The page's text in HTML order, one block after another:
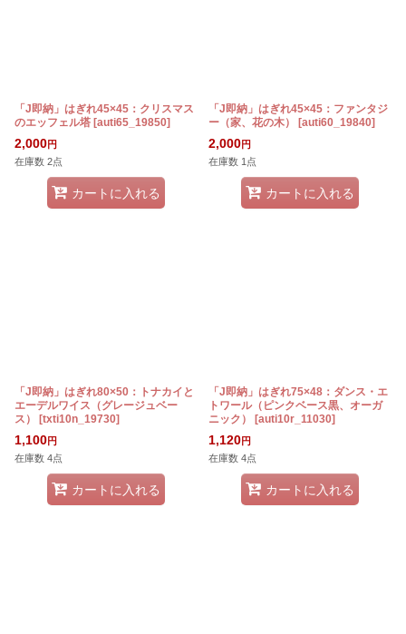
「J即納」はぎれ45×45：クリスマス
のエッフェル塔 [auti65_19850]
2,000円
在庫数 2点
カートに入れる
「J即納」はぎれ45×45：ファンタジ
ー（家、花の木）
[auti60_19840]
2,000円
在庫数 1点
カートに入れる
「J即納」はぎれ80×50：トナカイと
エーデルワイス（グレージュベー
ス）
[txti10n_19730]
1,100円
在庫数 4点
カートに入れる
「J即納」はぎれ75×48：ダンス・エ
トワール（ピンクベース黒、オーガ
ニック）
[auti10r_11030]
1,120円
在庫数 4点
カートに入れる